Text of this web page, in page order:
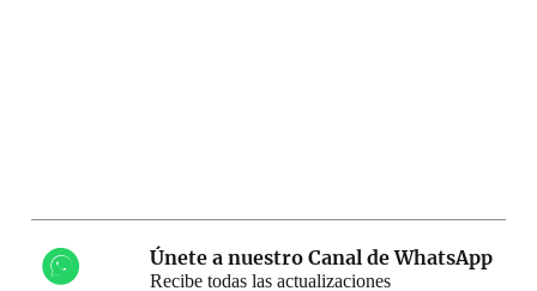
Únete a nuestro Canal de WhatsApp
Recibe todas las actualizaciones